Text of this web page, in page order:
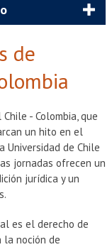
de
- Colombia, que
un hito en el
Universidad de Chile
jornadas ofrecen un
jurídica y un
es el derecho de
la noción de